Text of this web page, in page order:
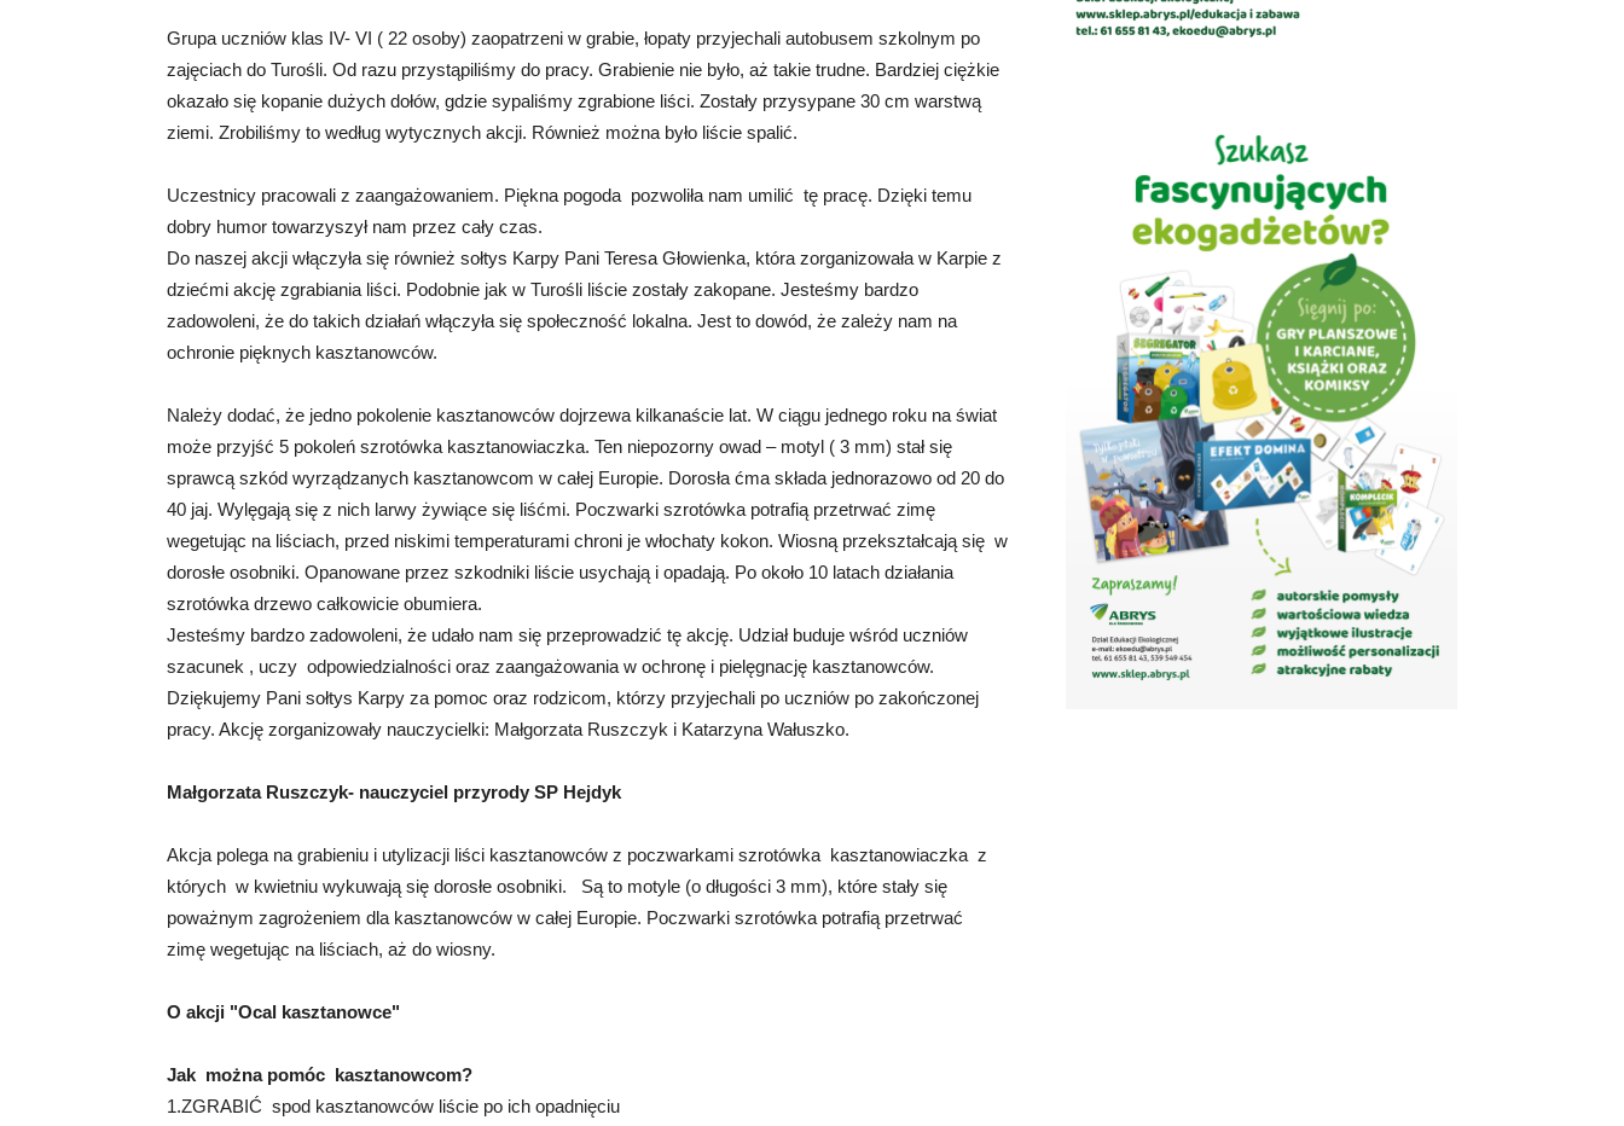
Grupa uczniów klas IV- VI ( 22 osoby) zaopatrzeni w grabie, łopaty przyjechali autobusem szkolnym po
zajęciach do Turośli. Od razu przystąpiliśmy do pracy. Grabienie nie było, aż takie trudne. Bardziej ciężkie
okazało się kopanie dużych dołów, gdzie sypaliśmy zgrabione liści. Zostały przysypane 30 cm warstwą
ziemi. Zrobiliśmy to według wytycznych akcji. Również można było liście spalić.
Uczestnicy pracowali z zaangażowaniem. Piękna pogoda pozwoliła nam umilić tę pracę. Dzięki temu
dobry humor towarzyszył nam przez cały czas.
Do naszej akcji włączyła się również sołtys Karpy Pani Teresa Głowienka, która zorganizowała w Karpie z
dziećmi akcję zgrabiania liści. Podobnie jak w Turośli liście zostały zakopane. Jesteśmy bardzo
zadowoleni, że do takich działań włączyła się społeczność lokalna. Jest to dowód, że zależy nam na
ochronie pięknych kasztanowców.
Należy dodać, że jedno pokolenie kasztanowców dojrzewa kilkanaście lat. W ciągu jednego roku na świat
może przyjść 5 pokoleń szrotówka kasztanowiaczka. Ten niepozorny owad – motyl ( 3 mm) stał się
sprawcą szkód wyrządzanych kasztanowcom w całej Europie. Dorosła ćma składa jednorazowo od 20 do
40 jaj. Wylęgają się z nich larwy żywiące się liśćmi. Poczwarki szrotówka potrafią przetrwać zimę
wegetując na liściach, przed niskimi temperaturami chroni je włochaty kokon. Wiosną przekształcają się w
dorosłe osobniki. Opanowane przez szkodniki liście usychają i opadają. Po około 10 latach działania
szrotówka drzewo całkowicie obumiera.
Jesteśmy bardzo zadowoleni, że udało nam się przeprowadzić tę akcję. Udział buduje wśród uczniów
szacunek , uczy odpowiedzialności oraz zaangażowania w ochronę i pielęgnację kasztanowców.
Dziękujemy Pani sołtys Karpy za pomoc oraz rodzicom, którzy przyjechali po uczniów po zakończonej
pracy. Akcję zorganizowały nauczycielki: Małgorzata Ruszczyk i Katarzyna Wałuszko.
Małgorzata Ruszczyk- nauczyciel przyrody SP Hejdyk
Akcja polega na grabieniu i utylizacji liści kasztanowców z poczwarkami szrotówka kasztanowiaczka z
których w kwietniu wykuwają się dorosłe osobniki. Są to motyle (o długości 3 mm), które stały się
poważnym zagrożeniem dla kasztanowców w całej Europie. Poczwarki szrotówka potrafią przetrwać
zimę wegetując na liściach, aż do wiosny.
O akcji "Ocal kasztanowce"
Jak można pomóc kasztanowcom?
1.ZGRABIĆ spod kasztanowców liście po ich opadnięciu